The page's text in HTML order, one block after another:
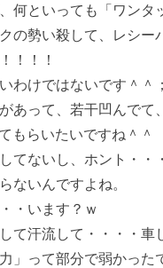
何といっても「ワン
の勢い殺して、レシー
！！！
わけではないです＾＾；
あって、若干凹んでて
もらいたいですね＾＾
てないし、ホント・
ないんですよね。
・います？ｗ
て汗流して・・・・
」って部分で弱かった